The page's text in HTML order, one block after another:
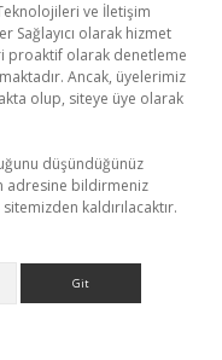
ve İletişim
Sağlayıcı olarak hizmet
proaktif olarak denetleme
Ancak, üyelerimiz
olup, siteye üye olarak
düşündüğünüz
adresine bildirmeniz
kaldırılacaktır.